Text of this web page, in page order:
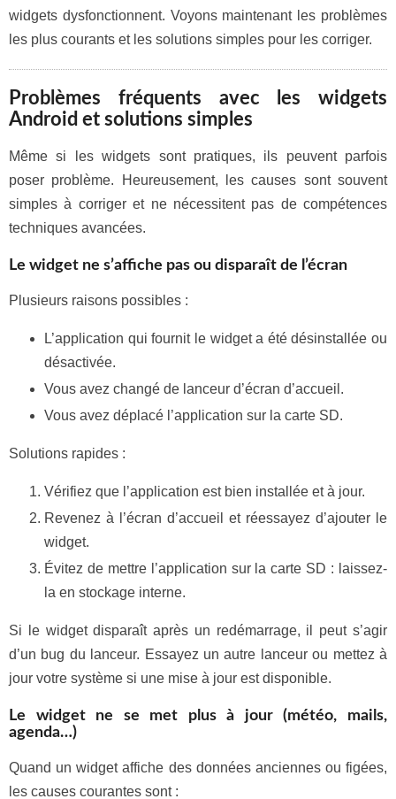
widgets dysfonctionnent. Voyons maintenant les problèmes
les plus courants et les solutions simples pour les corriger.
Problèmes fréquents avec les widgets
Android et solutions simples
Même si les widgets sont pratiques, ils peuvent parfois
poser problème. Heureusement, les causes sont souvent
simples à corriger et ne nécessitent pas de compétences
techniques avancées.
Le widget ne s’affiche pas ou disparaît de l’écran
Plusieurs raisons possibles :
L’application qui fournit le widget a été désinstallée ou
désactivée.
Vous avez changé de lanceur d’écran d’accueil.
Vous avez déplacé l’application sur la carte SD.
Solutions rapides :
Vérifiez que l’application est bien installée et à jour.
Revenez à l’écran d’accueil et réessayez d’ajouter le
widget.
Évitez de mettre l’application sur la carte SD : laissez-
la en stockage interne.
Si le widget disparaît après un redémarrage, il peut s’agir
d’un bug du lanceur. Essayez un autre lanceur ou mettez à
jour votre système si une mise à jour est disponible.
Le widget ne se met plus à jour (météo, mails,
agenda…)
Quand un widget affiche des données anciennes ou figées,
les causes courantes sont :